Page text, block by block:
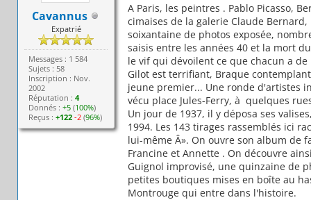
Cavannus
Expatrié
Messages : 1 584
Sujets : 58
Inscription : Nov.
2002
Réputation :4
Donnés :+5 (100%)
Reçus :+122 -2 (96%)
A Paris, les peintres . Pablo Picasso,
cimaises de la galerie Claude
soixantaine de photos exposée,
saisis entre les années 40 et la mort
le vif qui dévoilent ce que chacun a
Gilot est terrifiant, Braque
jeune premier... Une ronde d'artistes
vécu place Jules-Ferry, à quelques
Un jour de 1937, il y déposa ses
1994. Les 143 tirages rassemblés ici
lui-même Â». On ouvre son album de
Francine et Annette . On découvre
Guignol improvisé, une quinzaine de
petites boutiques mises en boîte au
Montrouge qui entre dans l'histoire.